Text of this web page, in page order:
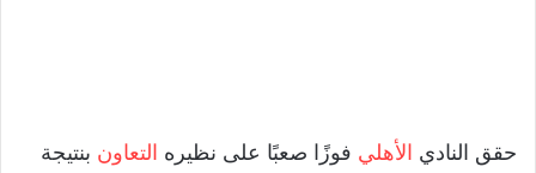
حقق النادي الأهلي فوزًا صعبًا على نظيره التعاون بنتيجة